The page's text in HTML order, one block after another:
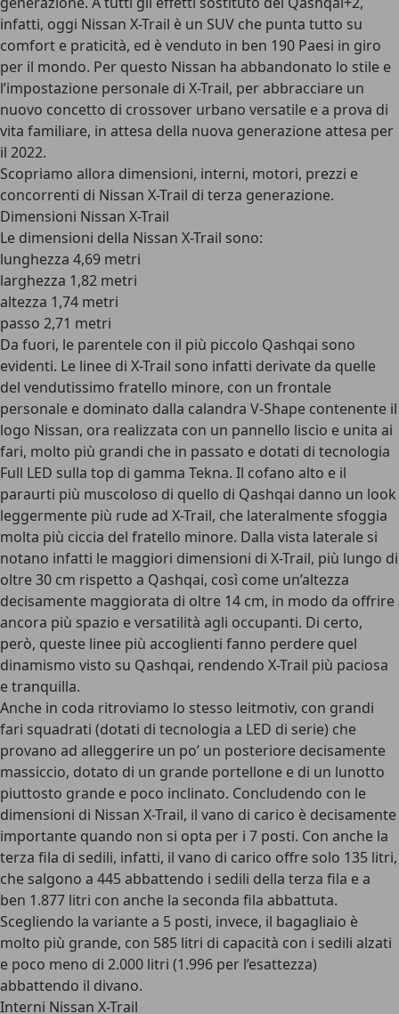
infatti, oggi Nissan X-Trail è un SUV che punta tutto su
comfort e praticità, ed è venduto in ben 190 Paesi in giro
per il mondo. Per questo Nissan ha abbandonato lo stile e
l’impostazione personale di X-Trail, per abbracciare un
nuovo concetto di crossover urbano versatile e a prova di
vita familiare, in attesa della nuova generazione attesa per
il 2022.
Scopriamo allora dimensioni, interni, motori, prezzi e
concorrenti di Nissan X-Trail di terza generazione.
Dimensioni Nissan X-Trail
Le dimensioni della Nissan X-Trail sono:
lunghezza 4,69 metri
larghezza 1,82 metri
altezza 1,74 metri
passo 2,71 metri
Da fuori, le parentele con il più piccolo Qashqai sono
evidenti. Le linee di X-Trail sono infatti derivate da quelle
del vendutissimo fratello minore, con un frontale
personale e dominato dalla calandra V-Shape contenente il
logo Nissan, ora realizzata con un pannello liscio e unita ai
fari, molto più grandi che in passato e dotati di tecnologia
Full LED sulla top di gamma Tekna. Il cofano alto e il
paraurti più muscoloso di quello di Qashqai danno un look
leggermente più rude ad X-Trail, che lateralmente sfoggia
molta più ciccia del fratello minore. Dalla vista laterale si
notano infatti le maggiori dimensioni di X-Trail, più lungo di
oltre 30 cm rispetto a Qashqai, così come un’altezza
decisamente maggiorata di oltre 14 cm, in modo da offrire
ancora più spazio e versatilità agli occupanti. Di certo,
però, queste linee più accoglienti fanno perdere quel
dinamismo visto su Qashqai, rendendo X-Trail più paciosa
e tranquilla.
Anche in coda ritroviamo lo stesso leitmotiv, con grandi
fari squadrati (dotati di tecnologia a LED di serie) che
provano ad alleggerire un po’ un posteriore decisamente
massiccio, dotato di un grande portellone e di un lunotto
piuttosto grande e poco inclinato. Concludendo con le
dimensioni di Nissan X-Trail, il vano di carico è decisamente
importante quando non si opta per i 7 posti. Con anche la
terza fila di sedili, infatti, il vano di carico offre solo 135 litri,
che salgono a 445 abbattendo i sedili della terza fila e a
ben 1.877 litri con anche la seconda fila abbattuta.
Scegliendo la variante a 5 posti, invece, il bagagliaio è
molto più grande, con 585 litri di capacità con i sedili alzati
e poco meno di 2.000 litri (1.996 per l’esattezza)
abbattendo il divano.
Interni Nissan X-Trail